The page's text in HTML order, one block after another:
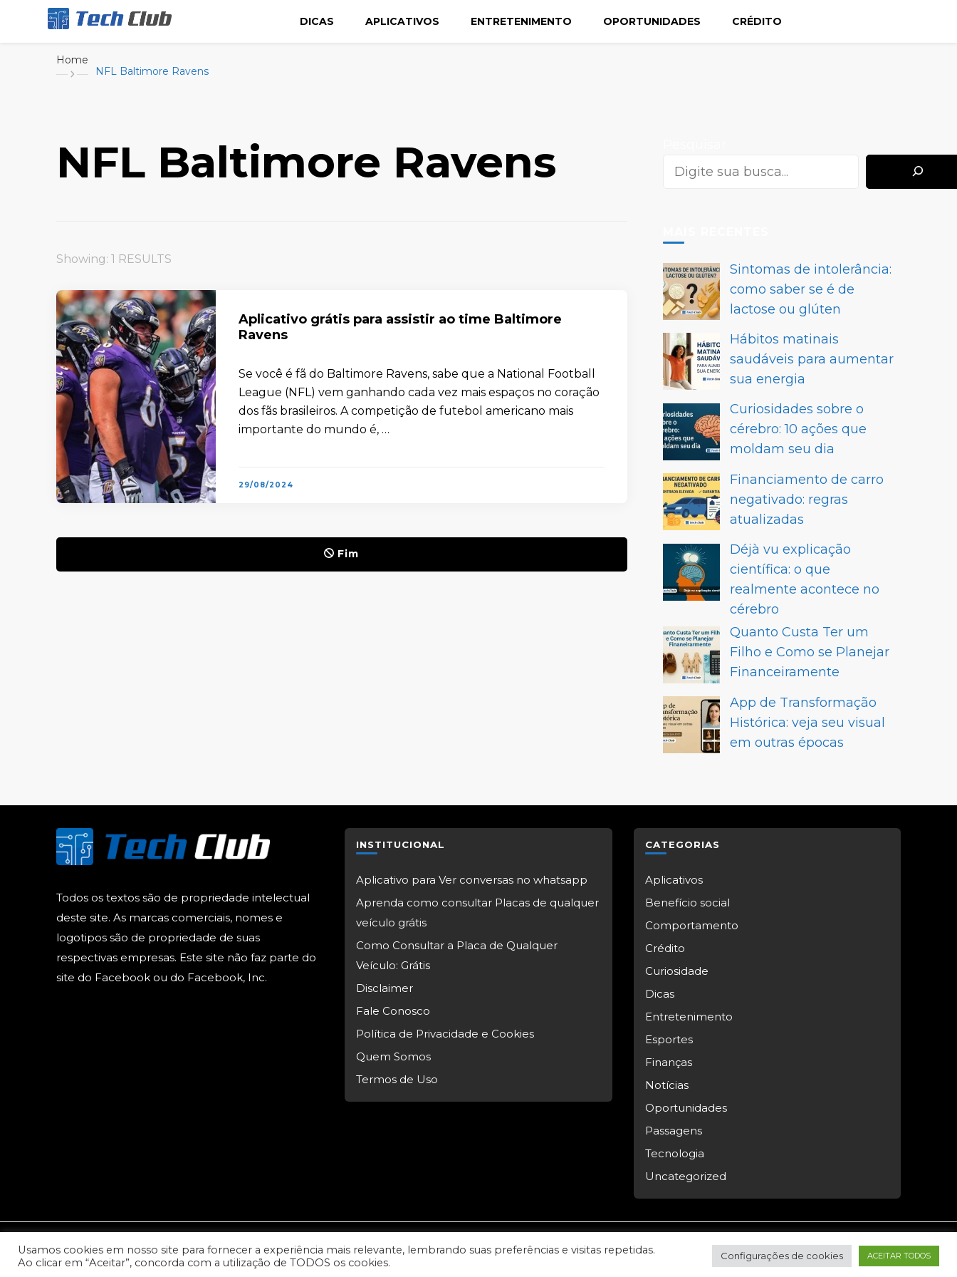
Canal Tech
DICAS APLICATIVOS ENTRETENIMENTO OPORTUNIDADES CRÉDITO
Home
NFL Baltimore Ravens
NFL Baltimore Ravens
Showing: 1 RESULTS
Aplicativo grátis para assistir ao time Baltimore
Ravens
Se você é fã do Baltimore Ravens, sabe que a National Football
League (NFL) vem ganhando cada vez mais espaços no coração
dos fãs brasileiros. A competição de futebol americano mais
importante do mundo é, …
29/08/2024
Fim
Sintomas de intolerância:
como saber se é de
lactose ou glúten
Hábitos matinais
saudáveis para aumentar
sua energia
Curiosidades sobre o
cérebro: 10 ações que
moldam seu dia
Financiamento de carro
negativado: regras
atualizadas
Déjà vu explicação
científica: o que
realmente acontece no
cérebro
Quanto Custa Ter um
Filho e Como se Planejar
Financeiramente
App de Transformação
Histórica: veja seu visual
em outras épocas
Todos os textos são de propriedade intelectual
deste site. As marcas comerciais, nomes e
logotipos são de propriedade de suas
respectivas empresas. Este site não faz parte do
site do Facebook ou do Facebook, Inc.
INSTITUCIONAL
Aplicativo para Ver conversas no whatsapp
Aprenda como consultar Placas de qualquer
veículo grátis
Como Consultar a Placa de Qualquer
Veículo: Grátis
Disclaimer
Fale Conosco
Política de Privacidade e Cookies
Quem Somos
Termos de Uso
CATEGORIAS
Aplicativos
Benefício social
Comportamento
Crédito
Curiosidade
Dicas
Entretenimento
Esportes
Finanças
Notícias
Oportunidades
Passagens
Tecnologia
Uncategorized
© 2023 Copyright: Todos os direitos reservados - Canal Tech.
Usamos cookies em nosso site para fornecer a experiência mais relevante, lembrando suas preferências e visitas repetidas.
Ao clicar em “Aceitar”, concorda com a utilização de TODOS os cookies.
Configurações de cookies ACEITAR TODOS